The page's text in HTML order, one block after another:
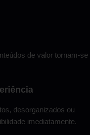
de valor tornam-se
desorganizados ou
imediatamente.